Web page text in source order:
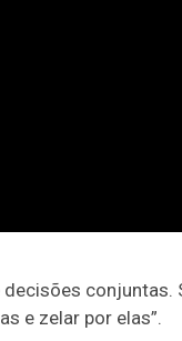
conjuntas.
e zelar por elas”.